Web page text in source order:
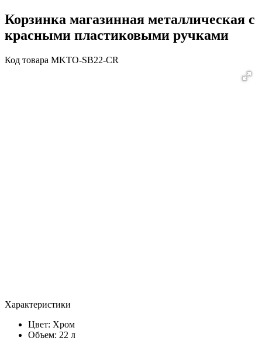
Корзинка магазинная металлическая с
красными пластиковыми ручками
Код товара MKTO-SB22-CR
Характеристики
Цвет: Хром
Объем: 22 л